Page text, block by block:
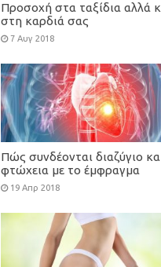
Προσοχή στα ταξίδια αλλά
στη καρδιά σας
7 Αυγ 2018
Πώς συνδέονται διαζύγιο
φτώχεια με το έμφραγμα
19 Απρ 2018